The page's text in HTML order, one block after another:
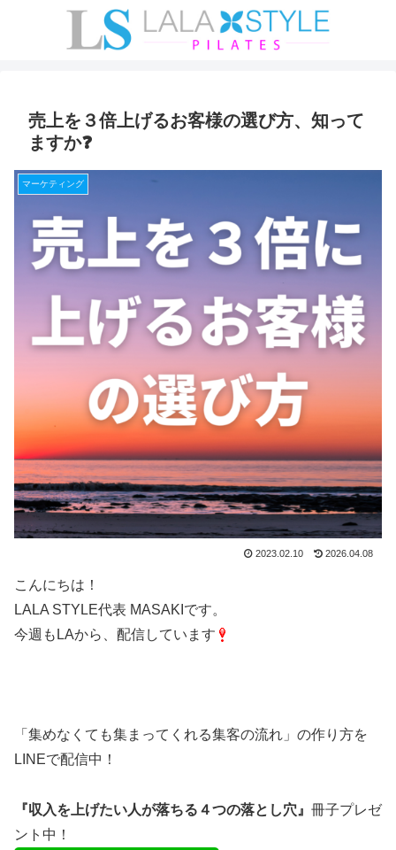
売上を３倍上げるお客様の選び方、知って
ますか❓
マーケティング
2023.02.10 2026.04.08
こんにちは！
LALA STYLE代表 MASAKIです。
今週もLAから、配信しています
「集めなくても集まってくれる集客の流れ」の作り方を
LINEで配信中！
『収入を上げたい人が落ちる４つの落とし穴』 冊子プレゼ
ント中！